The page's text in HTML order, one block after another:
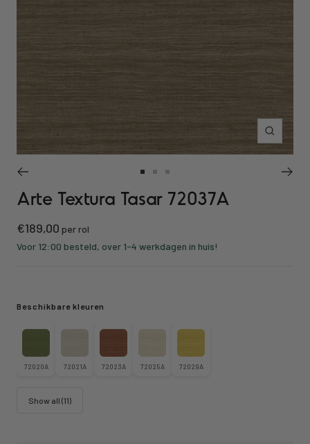
Inzoomen
naarnaarnaar
Arte Textura Tasar 72037A
Kortings
prijs
€189,00 per rol
Voor 12:00 besteld, over 1-4 werkdagen in huis!
Beschikbare kleuren
72020A 72021A 72023A 72025A 72029A
Show all (11)